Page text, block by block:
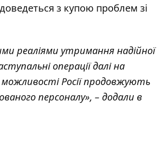
з купою проблем зі
реаліями утримання надійної
операції далі на
можливості Росії продовжують
персоналу», – додали в